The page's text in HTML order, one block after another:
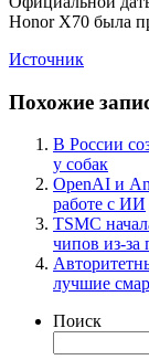
Honor X70 была
Источник
Похожие
В России
у собак
OpenAI и
работе с ИИ
TSMC
чипов из-за
лучшие
Поиск